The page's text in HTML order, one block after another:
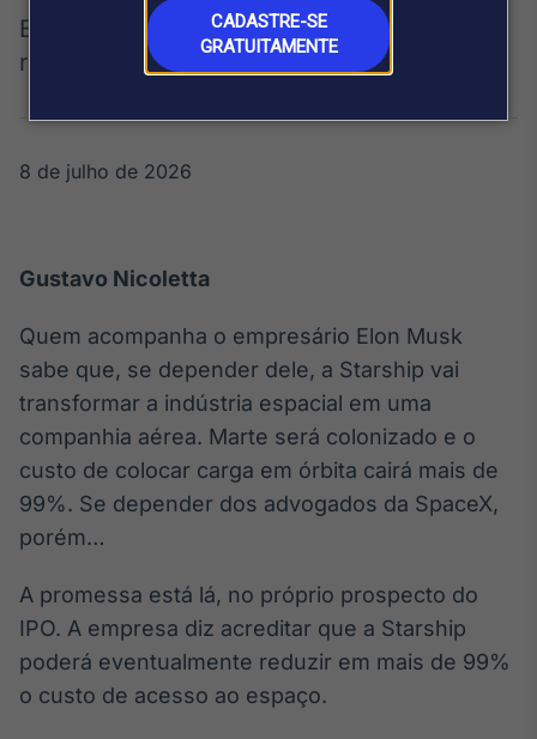
CADASTRE-SE
GRATUITAMENTE
tempo real
Broadcast
Político
política em
tempo real
Broadcast
Energia
Broadcast
Entre os sonhos de Elon Musk e a
realidade, estão as notas de rodapé
8 de julho de 2026
Gustavo Nicoletta
Quem acompanha o empresário Elon Musk
sabe que, se depender dele, a Starship vai
transformar a indústria espacial em uma
companhia aérea. Marte será colonizado e o
custo de colocar carga em órbita cairá mais de
99%. Se depender dos advogados da SpaceX,
porém…
A promessa está lá, no próprio prospecto do
IPO. A empresa diz acreditar que a Starship
poderá eventualmente reduzir em mais de 99%
o custo de acesso ao espaço.